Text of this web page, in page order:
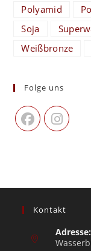
Polyamid
Soja
Weißbronze
Folge uns
Kontakt
Adresse: